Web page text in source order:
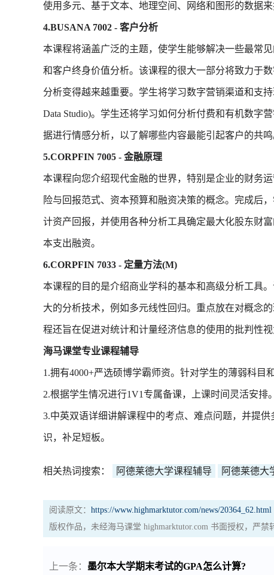
使用多元、基于文本、地理空间、网络和图形的数据来
4.BUSANA 7002 - 客户分析
本课程将涵盖广泛的主题，使学生能够解决一些最常
和客户终身价值分析。该课程的很大一部分将致力于
分析变得越来越重要。学生将学习数字营销渠道和支
Data Studio)。学生还将学习如何分析付费和有机数字
据进行情感分析，以了解哪些内容最能引起客户的共鸣
5.CORPFIN 7005 - 金融原理
本课程向您介绍现代金融的世界，特别是企业的财务
险与回报范式、资本预算和融资决策的概念。完成后
计资产回报，并使用各种分析工具确定最大化股东财
本支出融资。
6.CORPFIN 7033 - 定量方法(M)
本课程的目的是介绍商业学科的基本和高级分析工具
大的分析技术，例如多元线性回归。重点放在对概念
程还旨在促进对统计和计量经济信息的使用的批判性视
海马课堂专业课程辅导
1.拥有4000+严选硕博学霸师资。针对学生的薄弱科目
2.根据学生情况进行1V1专属备课，上课时间灵活安排。
3.中英双语详细讲解课程中的考点、难点问题，并提
识，补足短板。
相关热词搜索： 阿德莱德大学课程辅导 阿德莱德大
阅读原文： https://www.highmarktutor.com/news/20364_62.html
版权作品，未经海马课堂 highmarktutor.com 书面授权，严禁
上一条： 墨尔本大学期末考试的GPA怎么计算?